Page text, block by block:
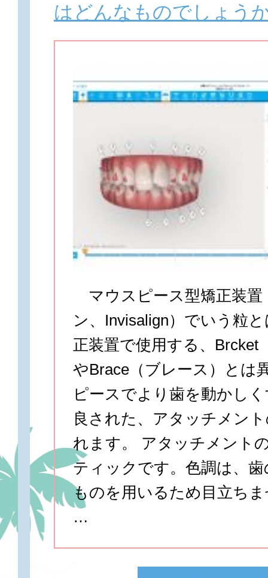
はどんなものでしょう
マウスピース型矯正装置
ン、Invisalign）でいう粒
正装置で使用する、Brcket
やBrace（ブレース）とは
ピースでより歯を動かし
良された、アタッチメン
れます。 アタッチメント
ティックです。色調は、
ものを用いるため目立ち
…